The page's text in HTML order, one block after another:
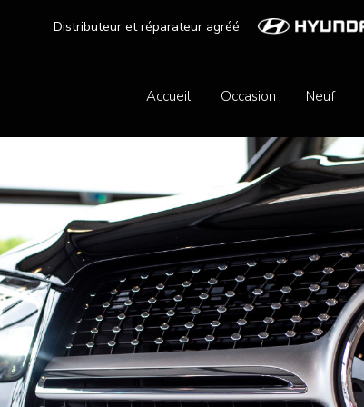
Distributeur et réparateur agréé
Accueil Occasion Neuf